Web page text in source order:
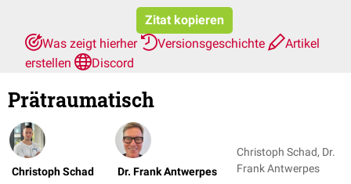
Zitat kopieren
Was zeigt hierher
Versionsgeschichte
Artikel
erstellen
Discord
Prätraumatisch
Christoph Schad Dr. Frank Antwerpes
Christoph Schad, Dr.
Frank Antwerpes